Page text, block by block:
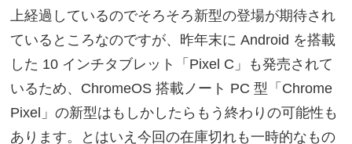
上経過しているのでそろそろ新型の登場が期待され
ているところなのですが、昨年末に Android を搭載
した 10 インチタブレット「Pixel C」も発売されて
いるため、ChromeOS 搭載ノート PC 型「Chrome
Pixel」の新型はもしかしたらもう終わりの可能性も
あります。とはいえ今回の在庫切れも一時的なもの